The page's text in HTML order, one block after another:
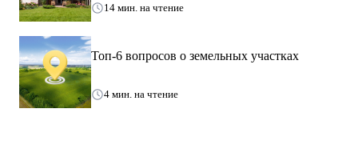
14 мин. на чтение
Топ-6 вопросов о земельных участках
4 мин. на чтение